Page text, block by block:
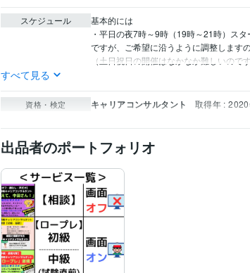
スケジュール
基本的には
・平日の夜7時～9時（19時～21時）スタ
ですが、ご希望に沿うように調整します
（土日祝日の開催はなかなか難しいの
すべて見る
資格・検定 キャリアコンサルタント 取得年 :
出品者のポートフォリオ